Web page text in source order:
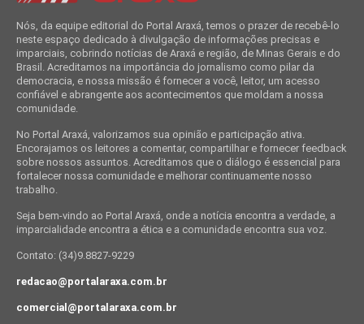
Nós, da equipe editorial do Portal Araxá, temos o prazer de recebê-lo
neste espaço dedicado à divulgação de informações precisas e
imparciais, cobrindo notícias de Araxá e região, de Minas Gerais e do
Brasil. Acreditamos na importância do jornalismo como pilar da
democracia, e nossa missão é fornecer a você, leitor, um acesso
confiável e abrangente aos acontecimentos que moldam a nossa
comunidade.
No Portal Araxá, valorizamos sua opinião e participação ativa.
Encorajamos os leitores a comentar, compartilhar e fornecer feedback
sobre nossos assuntos. Acreditamos que o diálogo é essencial para
fortalecer nossa comunidade e melhorar continuamente nosso
trabalho.
Seja bem-vindo ao Portal Araxá, onde a notícia encontra a verdade, a
imparcialidade encontra a ética e a comunidade encontra sua voz.
Contato: (34)9.8827-9229
redacao@portalaraxa.com.br
comercial@portalaraxa.com.br